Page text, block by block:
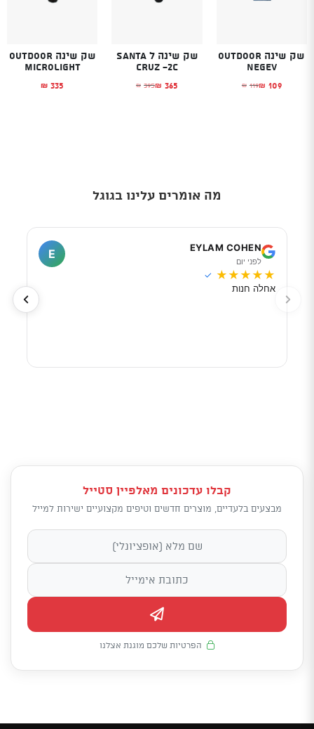
שק שינה Outdoor
Negev
₪ 119
המחיר המקורי היה: ₪119.₪ 109 המחיר הנוכחי הוא: ₪109.
שק שינה ל Santa
Cruz -2C
₪ 395
המחיר המקורי היה: ₪395.₪ 365 המחיר הנוכחי הוא: ₪365.
שק שינה OUTDOOR
Microlight
₪ 335
מה אומרים עלינו בגוגל
EYLAM COHEN
לפני יום
E
★
★
★
★
★
✓
אחלה חנות
קבלו עדכונים מאלפיין סטייל
מבצעים בלעדיים, מוצרים חדשים וטיפים מקצועיים ישירות למייל
הפרטיות שלכם מוגנת אצלנו